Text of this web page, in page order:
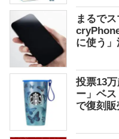
まるで
に使う」
投票13
ー」ベ
で復刻販